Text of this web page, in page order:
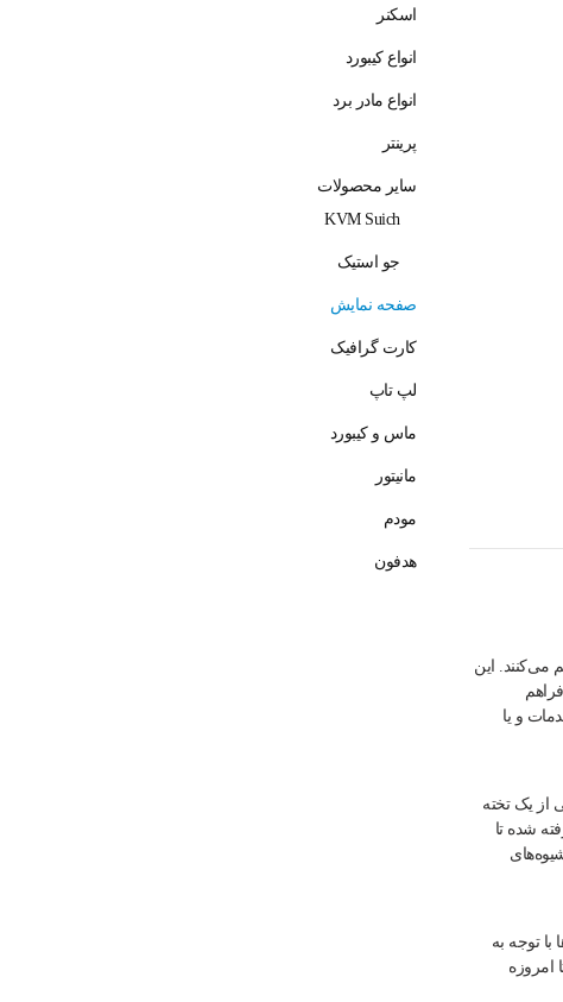
می‌کنند. این
و یا
از یک تخته
شده تا
با توجه به
امروزه
اسکنر
انواع کیبورد
انواع مادر برد
پرینتر
سایر محصولات
KVM Suich
جو استیک
صفحه نمایش
کارت گرافیک
لپ تاپ
ماس و کیبورد
مانیتور
مودم
هدفون